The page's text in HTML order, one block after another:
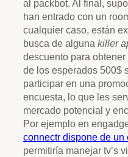
al packbot. Al final,
han entrado con un
cualquier caso, están
busca de alguna killer
descuento para
de los esperados 500$
participar en una
encuesta, lo que les
mercado potencial y
Por ejemplo en
connectr dispone de un
permitiría manejar tv’s